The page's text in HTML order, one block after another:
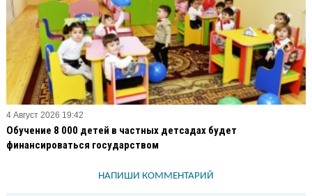
4 Август 2026 19:42
Обучение 8 000 детей в частных детсадах будет
финансироваться государством
НАПИШИ КОММЕНТАРИЙ